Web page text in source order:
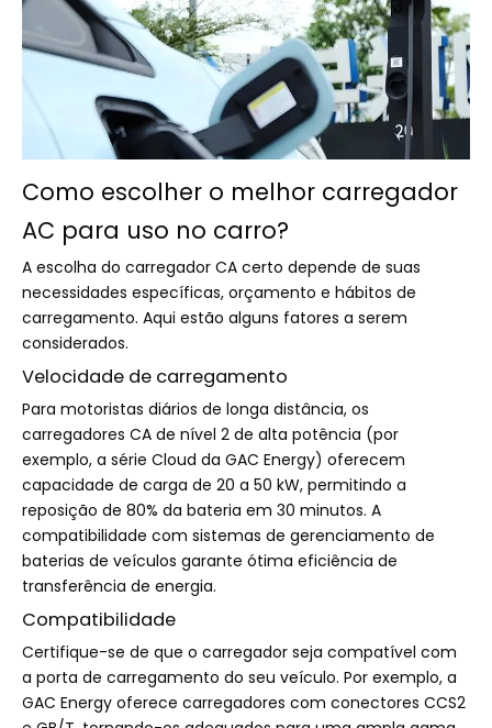
Como escolher o melhor carregador
AC para uso no carro?
A escolha do carregador CA certo depende de suas
necessidades específicas, orçamento e hábitos de
carregamento. Aqui estão alguns fatores a serem
considerados.
Velocidade de carregamento
Para motoristas diários de longa distância, os
carregadores CA de nível 2 de alta potência (por
exemplo, a série Cloud da GAC ​​Energy) oferecem
capacidade de carga de 20 a 50 kW, permitindo a
reposição de 80% da bateria em 30 minutos. A
compatibilidade com sistemas de gerenciamento de
baterias de veículos garante ótima eficiência de
transferência de energia.
Compatibilidade
Certifique-se de que o carregador seja compatível com
a porta de carregamento do seu veículo. Por exemplo, a
GAC ​​Energy oferece carregadores com conectores CCS2